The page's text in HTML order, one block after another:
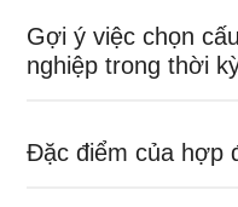
Gợi ý việc chọn
nghiệp trong thời
Đặc điểm của hợp